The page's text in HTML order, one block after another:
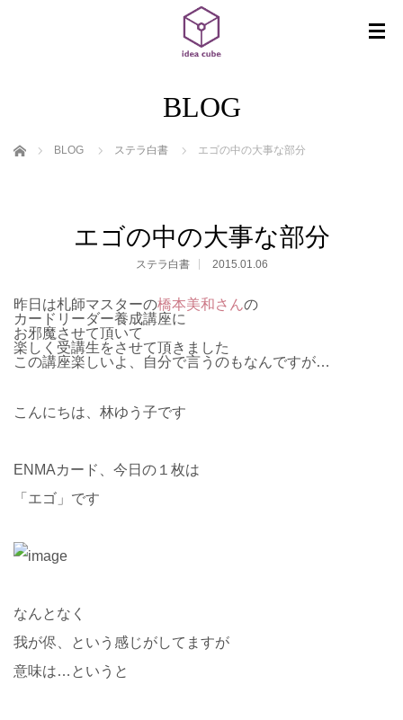
BLOG
ホーム BLOG ステラ白書 エゴの中の大事な部分
エゴの中の大事な部分
ステラ白書 2015.01.06
昨日は札師マスターの橋本美和さんの
カードリーダー養成講座に
お邪魔させて頂いて
楽しく受講生をさせて頂きました
この講座楽しいよ、自分で言うのもなんですが…
こんにちは、林ゆう子です
ENMAカード、今日の１枚は
「エゴ」です
なんとなく
我が侭、という感じがしてますが
意味は…というと